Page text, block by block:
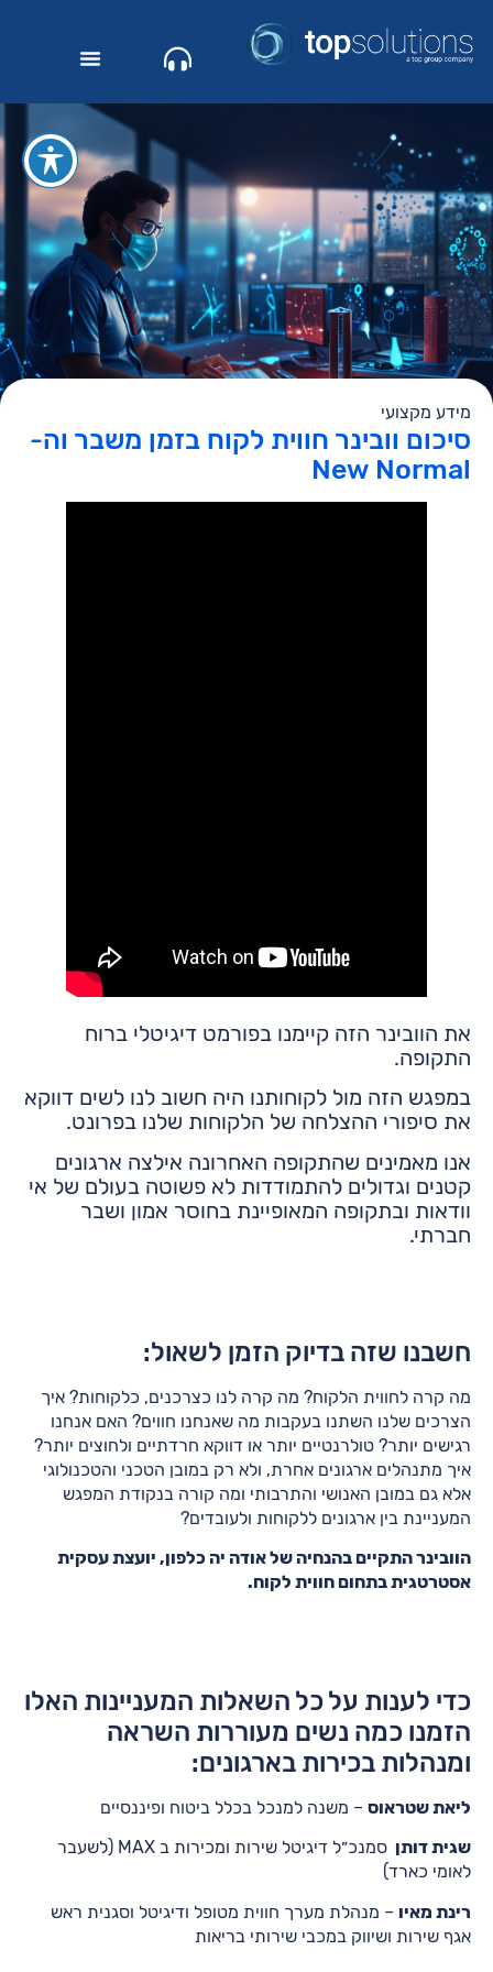
מידע מקצועי
סיכום וובינר חווית לקוח בזמן משבר וה-
New Normal
את הוובינר הזה קיימנו בפורמט דיגיטלי ברוח
התקופה.
במפגש הזה מול לקוחותנו היה חשוב לנו לשים דווקא
את סיפורי ההצלחה של הלקוחות שלנו בפרונט.
אנו מאמינים שהתקופה האחרונה אילצה ארגונים
קטנים וגדולים להתמודדות לא פשוטה בעולם של אי
וודאות ובתקופה המאופיינת בחוסר אמון ושבר
חברתי.
חשבנו שזה בדיוק הזמן לשאול:
מה קרה לחווית הלקוח? מה קרה לנו כצרכנים, כלקוחות? איך
הצרכים שלנו השתנו בעקבות מה שאנחנו חווים? האם אנחנו
רגישים יותר? טולרנטיים יותר או דווקא חרדתיים ולחוצים יותר?
איך מתנהלים ארגונים אחרת, ולא רק במובן הטכני והטכנולוגי
אלא גם במובן האנושי והתרבותי ומה קורה בנקודת המפגש
המעניינת בין ארגונים ללקוחות ולעובדים?
הוובינר התקיים בהנחיה של אודה יה כלפון, יועצת עסקית
אסטרטגית בתחום חווית לקוח.
כדי לענות על כל השאלות המעניינות האלו
הזמנו כמה נשים מעוררות השראה
ומנהלות בכירות בארגונים:
ליאת שטראוס – משנה למנכל בכלל ביטוח ופיננסיים
שגית דותן
סמנכ״ל דיגיטל שירות ומכירות ב MAX (לשעבר
לאומי כארד)
רינת מאיו – מנהלת מערך חווית מטופל ודיגיטל וסגנית ראש
אגף שירות ושיווק במכבי שירותי בריאות